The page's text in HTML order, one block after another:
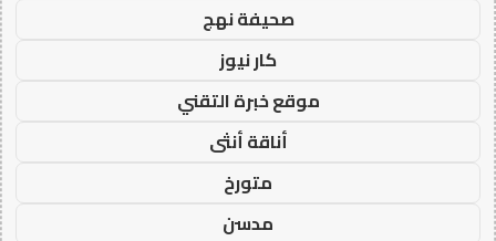
صحيفة نهج
كار نيوز
موقع خبرة التقني
أناقة أنثى
متورخ
مدسن